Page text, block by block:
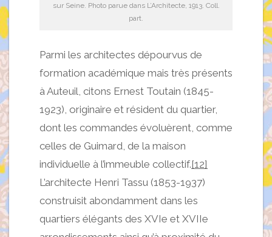
sur Seine. Photo parue dans L’Architecte, 1913. Coll.
part.
Parmi les architectes dépourvus de
formation académique mais très présents
à Auteuil, citons Ernest Toutain (1845-
1923), originaire et résident du quartier,
dont les commandes évoluèrent, comme
celles de Guimard, de la maison
individuelle à l’immeuble collectif.[12]
L’architecte Henri Tassu (1853-1937)
construisit abondamment dans les
quartiers élégants des XVIe et XVIIe